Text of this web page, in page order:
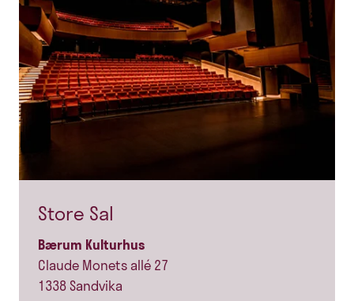
Store Sal
Bærum Kulturhus
Claude Monets allé 27
1338 Sandvika